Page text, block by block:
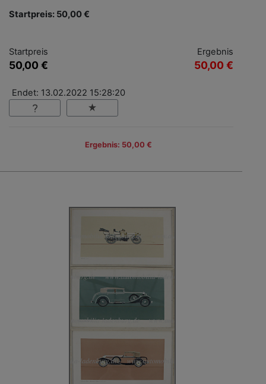
Startpreis: 50,00 €
Startpreis
50,00 €
Ergebnis
50,00 €
Endet: 13.02.2022 15:28:20
Ergebnis: 50,00 €